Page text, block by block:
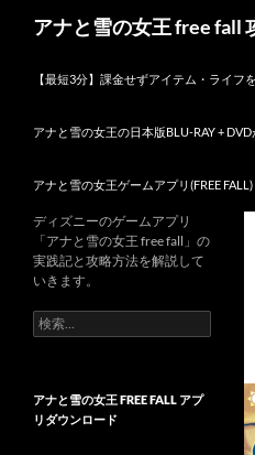
アナと雪の女王 free fall
【最短3分】課金せずアイテム・ライフ
アナと雪の女王の日本版BLU-RAY +
アナと雪の女王ゲームアプリ(FREE
ディズニーのゲームアプリ
「アナと雪の女王 free fall」の
実践記と攻略方法を解説して
いきます。
検
索:
アナと雪の女王 FREE FALL アプ
リダウンロード